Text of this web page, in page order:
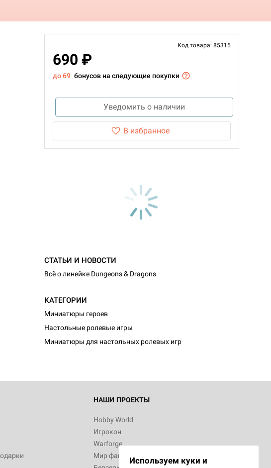
Код товара: 85315
690 ₽
до 69 бонусов на следующие покупки
Уведомить о наличии
В избранное
СТАТЬИ И НОВОСТИ
Всё о линейке Dungeons & Dragons
КАТЕГОРИИ
Миниатюры героев
Настольные ролевые игры
Миниатюры для настольных ролевых игр
НАШИ ПРОЕКТЫ
Hobby World
Игрокон
Warforge
Мир фантастикиИспользуем куки и